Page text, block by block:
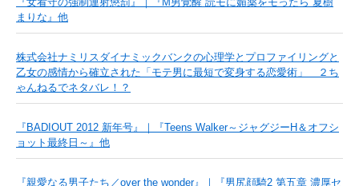
まりな』他
株式会社ナミリスダイナミックバンクの心理学とプロファイリングと
乙女の感情から確立された「モテ男に最短で変身する恋愛術」 ２ち
ゃんねるでネタバレ！？
『BADIOUT 2012 新年号』｜『Teens Walker～ジャグジーH＆オフシ
ョット最終日～』他
『親愛なる男子たち／over the wonder』｜『男尻顔騎2 第五章 濃厚セ